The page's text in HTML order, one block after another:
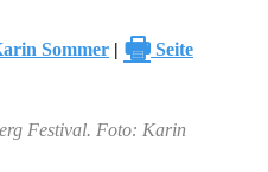
Sommer | 🖶 Seite
Festival. Foto: Karin